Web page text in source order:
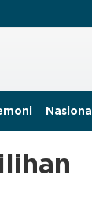
Nasional